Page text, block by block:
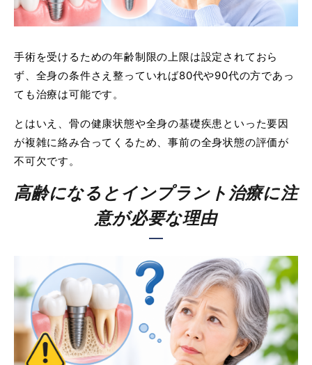
手術を受けるための年齢制限の上限は設定されておら
ず、全身の条件さえ整っていれば80代や90代の方であっ
ても治療は可能です。
とはいえ、骨の健康状態や全身の基礎疾患といった要因
が複雑に絡み合ってくるため、事前の全身状態の評価が
不可欠です。
高齢になるとインプラント治療に注
意が必要な理由